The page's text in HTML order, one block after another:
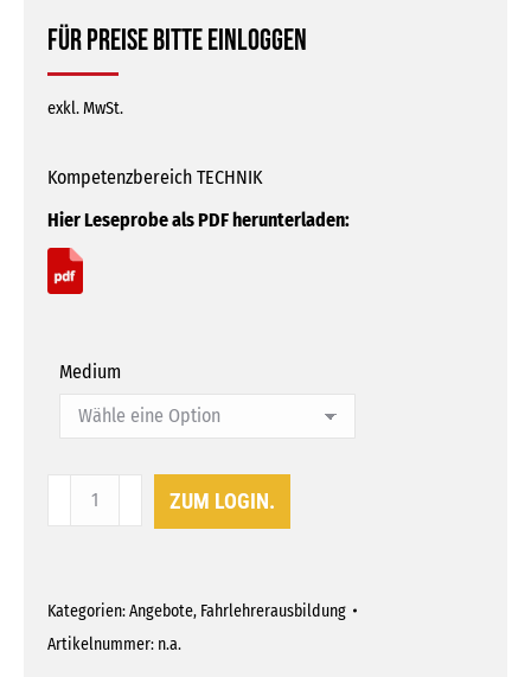
Für Preise bitte einloggen
5.00
basierend
Kundenbewertung
exkl. MwSt.
Kompetenzbereich TECHNIK
Hier Leseprobe als PDF herunterladen:
Medium
Technik
Menge
ZUM LOGIN.
Kategorien:Angebote, Fahrlehrerausbildung
Artikelnummer: n.a.